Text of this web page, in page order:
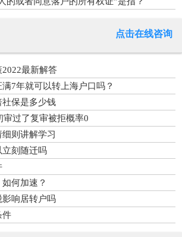
点击在线咨询
最新解答
7年就可以转上海户口吗？
保是多少钱
审过了复审被拒概率0
则讲解学习
刻随迁吗
何加速？
响居转户吗
件